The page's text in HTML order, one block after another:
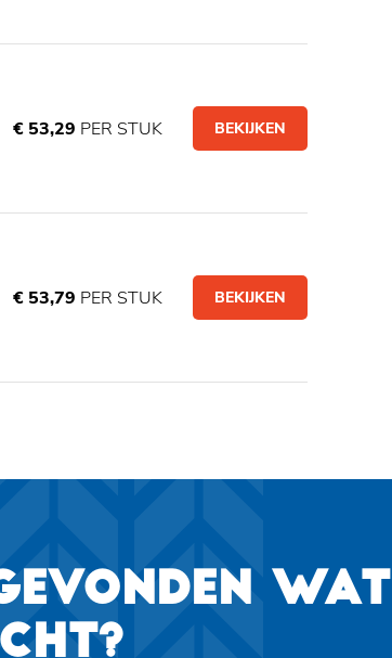
€ 53,29 PER STUK BEKIJKEN
€ 53,79 PER STUK BEKIJKEN
WAT